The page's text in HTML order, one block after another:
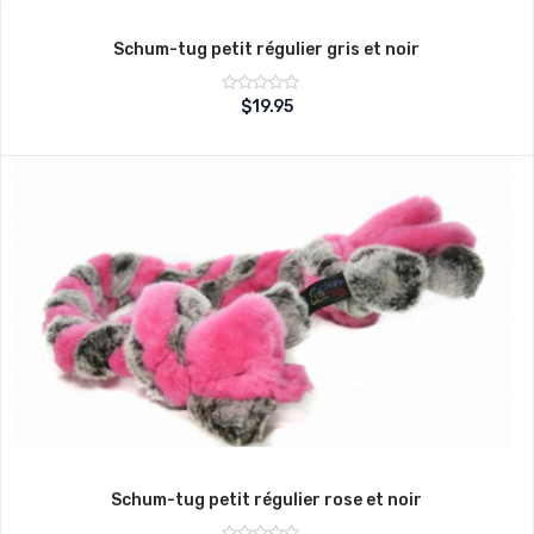
Schum-tug petit régulier gris et noir
Note
sur
$19.95
Schum-tug petit régulier rose et noir